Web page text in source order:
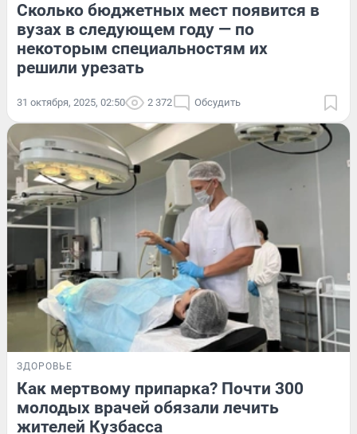
Сколько бюджетных мест появится в
вузах в следующем году — по
некоторым специальностям их
решили урезать
31 октября, 2025, 02:50 2 372 Обсудить
ЗДОРОВЬЕ
Как мертвому припарка? Почти 300
молодых врачей обязали лечить
жителей Кузбасса